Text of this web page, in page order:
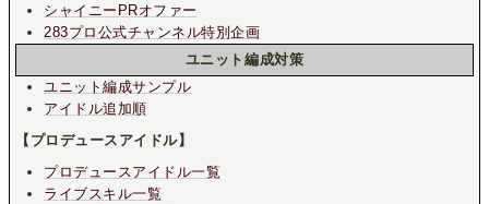
シャイニーPRオファー
283プロ公式チャンネル特別企画
ユニット編成対策
ユニット編成サンプル
アイドル追加順
【プロデュースアイドル】
プロデュースアイドル一覧
ライブスキル一覧